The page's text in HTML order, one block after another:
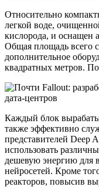
Относительно
легкой воде,
кислорода, и оснащен
Общая площадь всего
дополнительное
квадратных метров. По
Каждый блок
также эффективно
представителей Deep
использовать
дешевую энергию для
нейросетей. Кроме
реакторов, повысив